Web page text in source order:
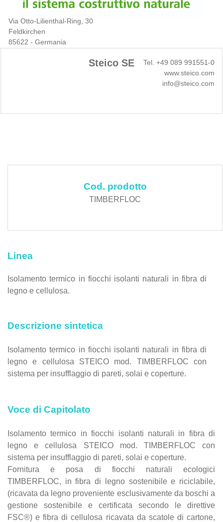
Steico SE
Via Otto-Lilienthal-Ring, 30
Feldkirchen
85622 - Germania
Tel. +49 089 991551-0
www.steico.com
info@steico.com
Cod. prodotto
TIMBERFLOC
Linea
Isolamento termico in fiocchi isolanti naturali in fibra di
legno e cellulosa.
Descrizione sintetica
Isolamento termico in fiocchi isolanti naturali in fibra di
legno e cellulosa STEICO mod. TIMBERFLOC con
sistema per insufflaggio di pareti, solai e coperture.
Voce di Capitolato
Isolamento termico in fiocchi isolanti naturali in fibra di
legno e cellulosa STEICO mod. TIMBERFLOC con
sistema per insufflaggio di pareti, solai e coperture.
Fornitura e posa di fiocchi naturali ecologici
TIMBERFLOC, in fibra di legno sostenibile e riciclabile,
(ricavata da legno proveniente esclusivamente da boschi a
gestione sostenibile e certificata secondo le direttive
FSC®) e fibra di cellulosa ricavata da scatole di cartone,